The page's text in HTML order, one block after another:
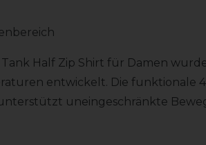
Tank Half Zip Shirt für Damen
entwickelt. Die funktionale 4
uneingeschränkte